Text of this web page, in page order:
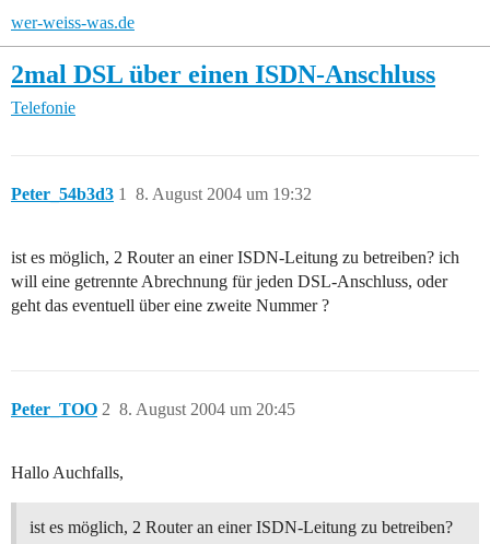
wer-weiss-was.de
2mal DSL über einen ISDN-Anschluss
Telefonie
Peter_54b3d3 8. August 2004 um 19:32
1
ist es möglich, 2 Router an einer ISDN-Leitung zu betreiben? ich
will eine getrennte Abrechnung für jeden DSL-Anschluss, oder
geht das eventuell über eine zweite Nummer ?
Peter_TOO 8. August 2004 um 20:45
2
Hallo Auchfalls,
ist es möglich, 2 Router an einer ISDN-Leitung zu betreiben?